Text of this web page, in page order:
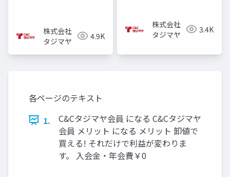
株式会社
タジマヤ
4.9K
株式会社
タジマヤ
3.4K
各ページのテキスト
1.
C&Cタジマヤ会員 になる C&Cタジマヤ
会員 メリット になる メリット 卸値で
買える! それだけで利益が変わりま
す。 入会金・年会費￥0